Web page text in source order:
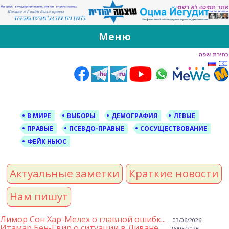
За Оцма Йегудит
עוצמה יהודית ברוסית ובעברית
Меню
В МИРЕ ВЫБОРЫ ДЕМОГРАФИЯ
ЛЕВЫЕ
ПРАВЫЕ
ПСЕВДО-ПРАВЫЕ
СОСУЩЕСТВОВАНИЕ
ФЕЙК НЬЮС
Актуальные заметки
Краткие новости
Нам пишут
Лимор Сон Хар-Мелех о главной ошибк... -- 03/06/2026